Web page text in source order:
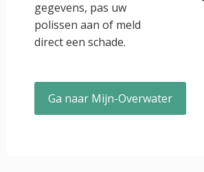
gegevens, pas uw
polissen aan of meld
direct een schade.
Ga naar Mijn-Overwater